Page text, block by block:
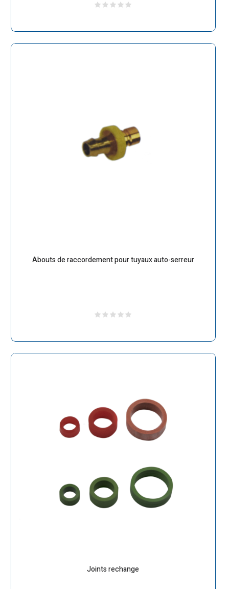
Abouts de raccordement pour tuyaux auto-serreur
Joints rechange